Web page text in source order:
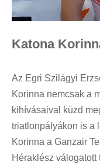
Katona
Az Egri Szilágyi
Korinna nemcsak a
kihívásaival küzd
triatlonpályákon is a
Korinna a Ganzair
Héraklész